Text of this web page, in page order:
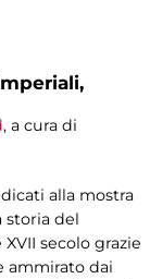
, a cura di
alla mostra
storia del
secolo grazie
ammirato dai